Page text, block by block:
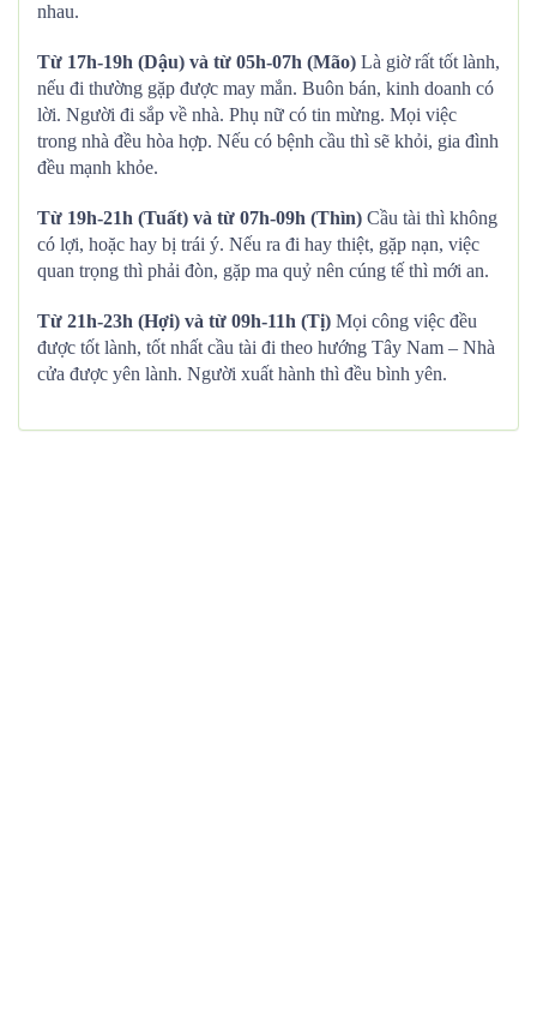
nhau.
Từ 17h-19h (Dậu) và từ 05h-07h (Mão) Là giờ rất tốt lành,
nếu đi thường gặp được may mắn. Buôn bán, kinh doanh có
lời. Người đi sắp về nhà. Phụ nữ có tin mừng. Mọi việc
trong nhà đều hòa hợp. Nếu có bệnh cầu thì sẽ khỏi, gia đình
đều mạnh khỏe.
Từ 19h-21h (Tuất) và từ 07h-09h (Thìn) Cầu tài thì không
có lợi, hoặc hay bị trái ý. Nếu ra đi hay thiệt, gặp nạn, việc
quan trọng thì phải đòn, gặp ma quỷ nên cúng tế thì mới an.
Từ 21h-23h (Hợi) và từ 09h-11h (Tị) Mọi công việc đều
được tốt lành, tốt nhất cầu tài đi theo hướng Tây Nam – Nhà
cửa được yên lành. Người xuất hành thì đều bình yên.